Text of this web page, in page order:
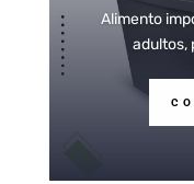
Alimento
adultos,